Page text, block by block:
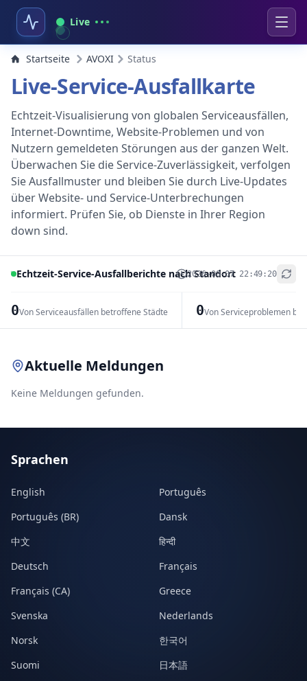
Live
Startseite AVOXI Status
Live-Service-Ausfallkarte
Echtzeit-Visualisierung von globalen Serviceausfällen,
Internet-Downtime, Website-Problemen und von
Nutzern gemeldeten Störungen aus der ganzen Welt.
Überwachen Sie die Service-Zuverlässigkeit, verfolgen
Sie Ausfallmuster und bleiben Sie durch Live-Updates
über Website- und Service-Unterbrechungen
informiert. Prüfen Sie, ob Dienste in Ihrer Region
down sind.
Echtzeit-Service-Ausfallberichte nach Standort
2026-08-07 22:49:20
0Von Serviceausfällen betroffene Städte 0Von Serviceproblemen
+
Aktuelle Meldungen
Keine Meldungen gefunden.
Sprachen
English
Português
Português (BR)
Dansk
中文
हिन्दी
Deutsch
Français
Français (CA)
Greece
Svenska
Nederlands
Norsk
한국어
Suomi
日本語